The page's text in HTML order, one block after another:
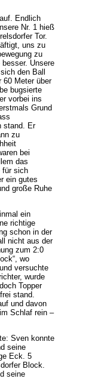
Endlich
Nr. 1 hieß
Tor.
uns zu
zu
Unsere
den Ball
60 Meter über
bugsierte
vorbei ins
Grund
stand. Er
zu
bei
das
für sich
ein gutes
große Ruhe
ein
richtige
schon in der
nicht aus der
zum 2:0
wo
versuchte
wurde
Topper
stand.
und davon
Schlaf rein –
Sven konnte
seine
Eck. 5
Block.
seine